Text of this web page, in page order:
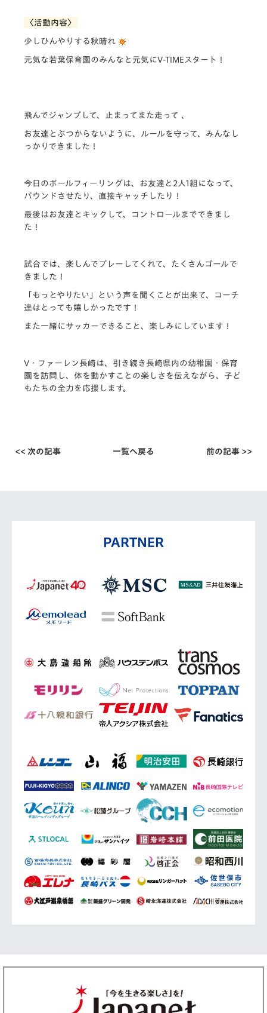
〈活動内容〉
少しひんやりする秋晴れ
元気な若葉保育園のみんなと元気にV-TIMEスタート！
飛んでジャンプして、止まってまた走って 、
お友達とぶつからないように、ルールを守って、みんなし
っかりできました！
今日のボールフィーリングは、お友達と2人1組になって、
バウンドさせたり、直接キャッチしたり！
最後はお友達とキックして、コントロールまでできまし
た！
試合では、楽しんでプレーしてくれて、たくさんゴールで
きました！
「もっとやりたい」という声を聞くことが出来て、コーチ
達はとっても嬉しかったです！
また一緒にサッカーできること、楽しみにしています！
V・ファーレン長崎は、引き続き長崎県内の幼稚園・保育
園を訪問し、体を動かすことの楽しさを伝えながら、子ど
もたちの全力を応援します。
<< 次の記事 一覧へ戻る 前の記事 >>
PARTNER